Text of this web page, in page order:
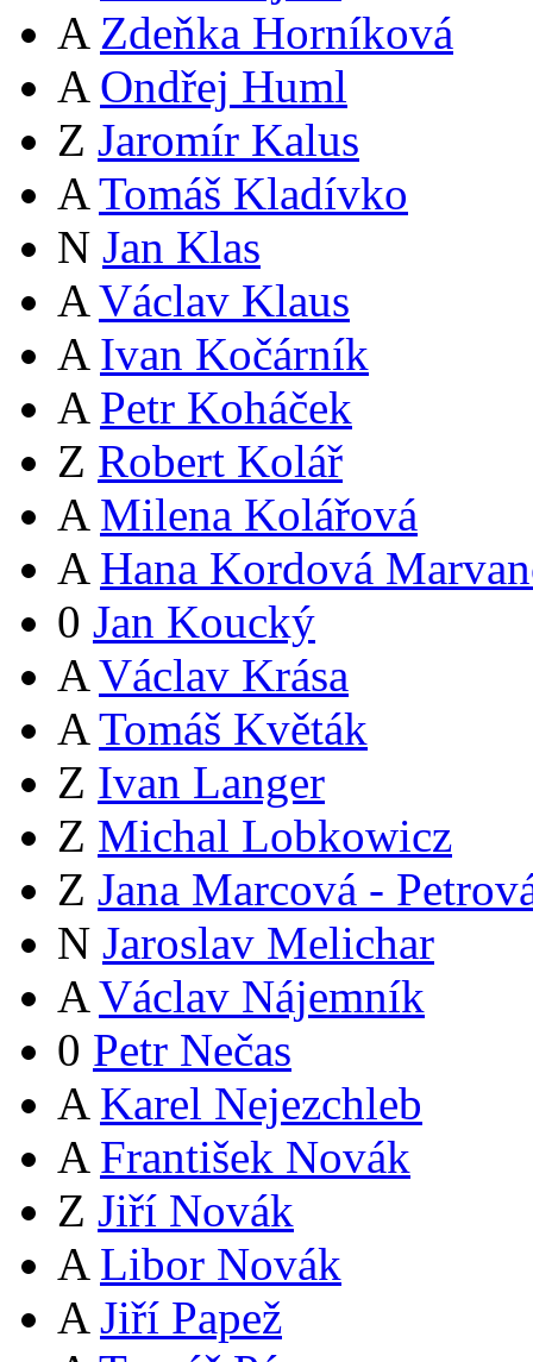
A Zdeňka Horníková
A Ondřej Huml
Z Jaromír Kalus
A Tomáš Kladívko
N Jan Klas
A Václav Klaus
A Ivan Kočárník
A Petr Koháček
Z Robert Kolář
A Milena Kolářová
A Hana Kordová
0 Jan Koucký
A Václav Krása
A Tomáš Květák
Z Ivan Langer
Z Michal Lobkowicz
Z Jana Marcová -
N Jaroslav Melichar
A Václav Nájemník
0 Petr Nečas
A Karel Nejezchleb
A František Novák
Z Jiří Novák
A Libor Novák
A Jiří Papež